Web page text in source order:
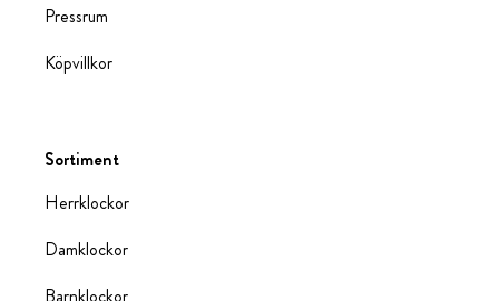
Pressrum
Köpvillkor
Sortiment
Herrklockor
Damklockor